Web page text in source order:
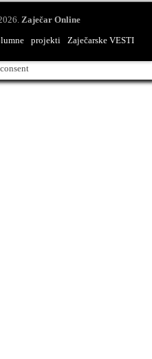
Zaječar Online
projekti Zaječarske VESTI